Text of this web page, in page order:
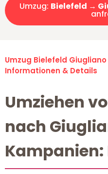
Umzug: Bielefeld →
Umzug Bielefeld
Informationen & Details
Umziehen
nach
Kampanien: